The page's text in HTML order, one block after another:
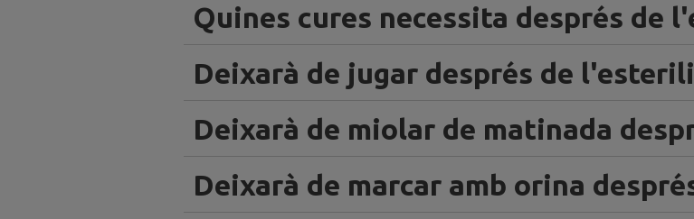
Quines cures necessita després de
Deixarà de jugar després de
Deixarà de miolar de matinada
Deixarà de marcar amb orina